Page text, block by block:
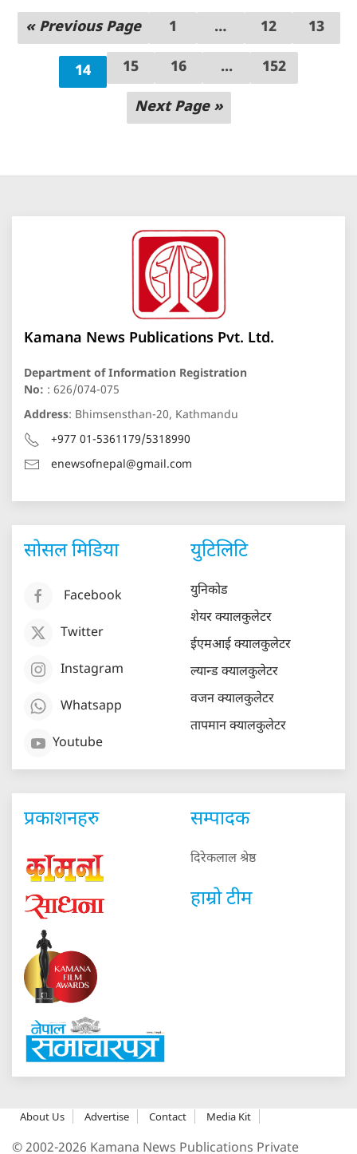
« Previous Page 1 … 12 13
14 15 16 ... 152
Next Page »
Kamana News Publications Pvt. Ltd.
Department of Information Registration
No: : 626/074-075
Address: Bhimsensthan-20, Kathmandu
+977 01-5361179/5318990
enewsofnepal@gmail.com
सोसल मिडिया
Facebook
Twitter
Instagram
Whatsapp
Youtube
युटिलिटि
युनिकोड
शेयर क्यालकुलेटर
ईएमआई क्यालकुलेटर
ल्यान्ड क्यालकुलेटर
वजन क्यालकुलेटर
तापमान क्यालकुलेटर
प्रकाशनहरु सम्पादक
दिरेकलाल श्रेष्ठ
हाम्रो टीम
About Us Advertise Contact Media Kit
© 2002-2026 Kamana News Publications Private